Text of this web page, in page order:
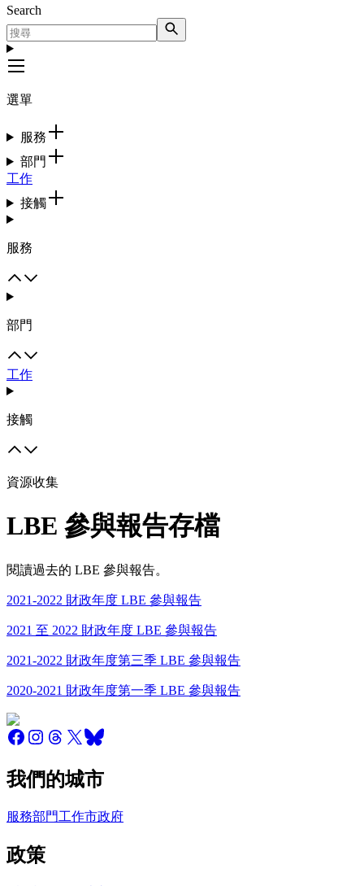
Search
選單
服務
部門
工作
接觸
服務
部門
工作
接觸
資源收集
LBE 參與報告存檔
閱讀過去的 LBE 參與報告。
2021-2022 財政年度 LBE 參與報告
2021 至 2022 財政年度 LBE 參與報告
2021-2022 財政年度第三季 LBE 參與報告
2020-2021 財政年度第一季 LBE 參與報告
我們的城市
服務部門工作市政府
政策